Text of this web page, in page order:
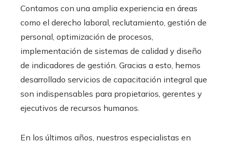
Contamos con una amplia experiencia en áreas
como el derecho laboral, reclutamiento, gestión de
personal, optimización de procesos,
implementación de sistemas de calidad y diseño
de indicadores de gestión. Gracias a esto, hemos
desarrollado servicios de capacitación integral que
son indispensables para propietarios, gerentes y
ejecutivos de recursos humanos.
En los últimos años, nuestros especialistas en